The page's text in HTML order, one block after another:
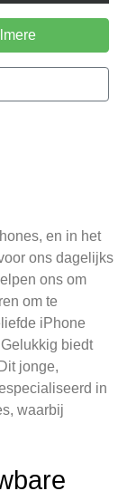
en in het
ons dagelijks
ons om
om te
iPhone
biedt
jonge,
in
waarbij